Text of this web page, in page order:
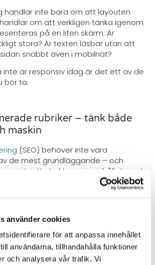
använder cookies
för att anpassa innehållet
användarna, tillhandahålla funktioner
och analysera vår trafik. Vi
handlar inte bara om att layouten
om att verkligen tänka igenom
på en liten skärm. Är
stora? Är texten läsbar utan att
snabbt även i mobilnät?
inte är responsiv idag är det ett av de
bör ta.
rubriker – tänk både
maskin
(SEO) behöver inte vara
de mest grundläggande – och
är att strukturera innehållet med
hjälper både sökmotorer och
vad sidan handlar om.
nyckelord utan att det känns
viktigt att varje sida har en unik
faktiska innehåll.
söker efter det du erbjuder –